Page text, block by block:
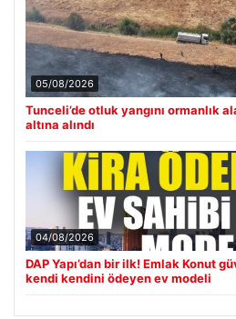
05/08/2026
Tunceli’de otluk yangını ormanlık
altına alındı
04/08/2026
DAP Yapı’dan bir ilk! Emlak Konut
kendi kendini ödeyen ev modeli